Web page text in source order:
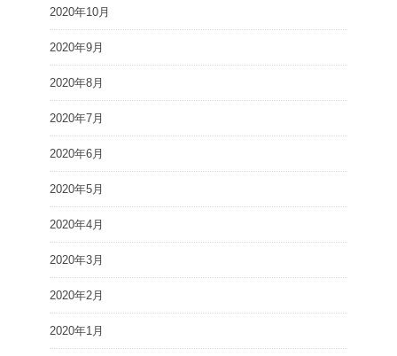
2020年10月
2020年9月
2020年8月
2020年7月
2020年6月
2020年5月
2020年4月
2020年3月
2020年2月
2020年1月